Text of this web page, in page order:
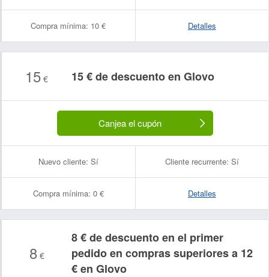
Compra mínima: 10 € Detalles
15€ 15 € de descuento en Glovo
Canjea el cupón
Nuevo cliente: Sí Cliente recurrente: Sí
Compra mínima: 0 € Detalles
8 €
8 € de descuento en el primer
pedido en compras superiores a 12
€ en Glovo